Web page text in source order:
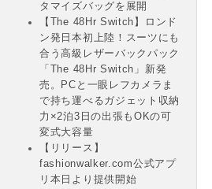
タマイズバッグを展開
【The 48Hr Switch】ロンド
ン発日本初上陸！スーツにも
合う高級レザーバックパック
「The 48Hr Switch」新発
売。PCと一眼レフカメラま
で持ち運べるガジェット収納
力×2泊3日の出張もOKの可
変式大容量
【リリース】
fashionwalker.com公式アプ
リ本日より提供開始